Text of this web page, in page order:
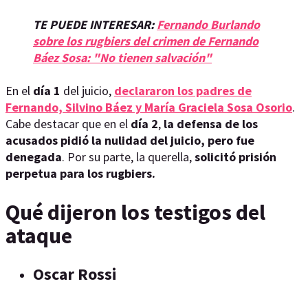
TE PUEDE INTERESAR:Fernando Burlando
sobre los rugbiers del crimen de Fernando
Báez Sosa: "No tienen salvación"
En el día 1 del juicio, declararon los padres de
Fernando, Silvino Báez y María Graciela Sosa Osorio.
Cabe destacar que en el día 2, la defensa de los
acusados pidió la nulidad del juicio, pero fue
denegada. Por su parte, la querella,solicitó prisión
perpetua para los rugbiers.
Qué dijeron los testigos del
ataque
Oscar Rossi